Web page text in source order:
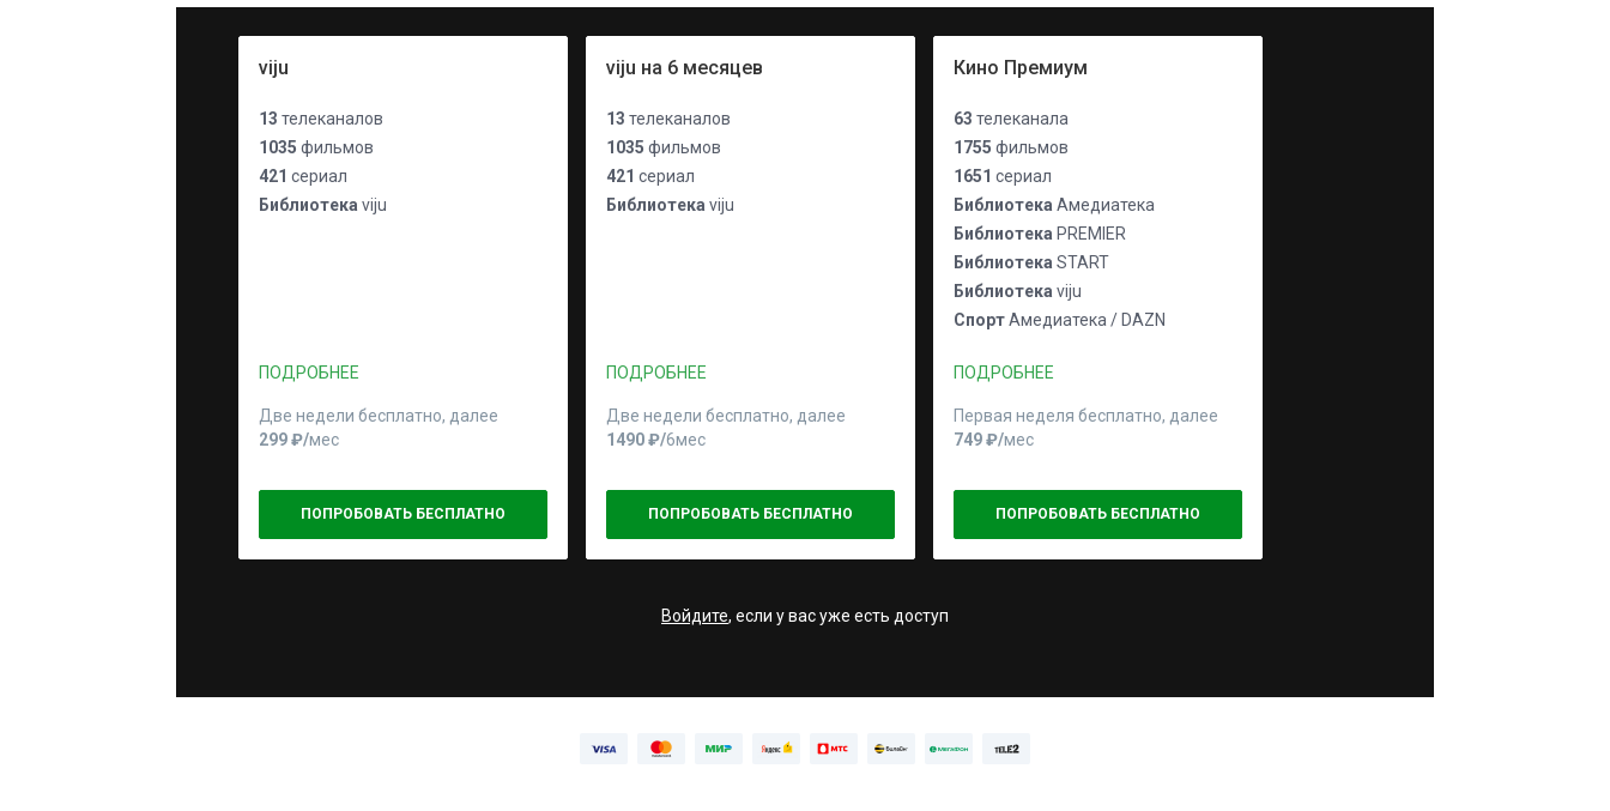
viju
13 телеканалов
1035 фильмов
421 сериал
Библиотека viju
ПОДРОБНЕЕ
Две недели бесплатно, далее
299 ₽⁠/⁠мес
ПОПРОБОВАТЬ БЕСПЛАТНО
viju на 6 месяцев
13 телеканалов
1035 фильмов
421 сериал
Библиотека viju
ПОДРОБНЕЕ
Две недели бесплатно, далее
1490 ₽⁠/⁠6мес
ПОПРОБОВАТЬ БЕСПЛАТНО
Кино Премиум
63 телеканала
1755 фильмов
1651 сериал
Библиотека Амедиатека
Библиотека PREMIER
Библиотека START
Библиотека viju
СпортАмедиатека / DAZN
ПОДРОБНЕЕ
Первая неделя бесплатно, далее
749 ₽⁠/⁠мес
ПОПРОБОВАТЬ БЕСПЛАТНО
Войдите, если у вас уже есть доступ